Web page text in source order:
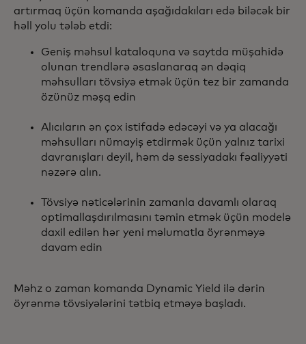
artırmaq üçün komanda aşağıdakıları edə biləcək bir
həll yolu tələb etdi:
Geniş məhsul kataloquna və saytda müşahidə
olunan trendlərə əsaslanaraq ən dəqiq
məhsulları tövsiyə etmək üçün tez bir zamanda
özünüz məşq edin
Alıcıların ən çox istifadə edəcəyi və ya alacağı
məhsulları nümayiş etdirmək üçün yalnız tarixi
davranışları deyil, həm də sessiyadakı fəaliyyəti
nəzərə alın.
Tövsiyə nəticələrinin zamanla davamlı olaraq
optimallaşdırılmasını təmin etmək üçün modelə
daxil edilən hər yeni məlumatla öyrənməyə
davam edin
Məhz o zaman komanda Dynamic Yield ilə dərin
öyrənmə tövsiyələrini tətbiq etməyə başladı.